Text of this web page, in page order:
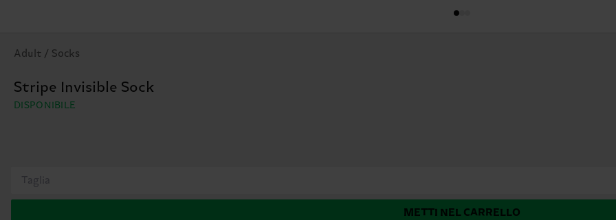
Adult / Socks
Stripe Invisible Sock
DISPONIBILE
Taglia
METTI NEL CARRELLO